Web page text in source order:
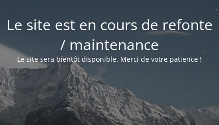
Le site est en cours de refonte
/ maintenance
Le site sera bientôt disponible. Merci de votre patience !